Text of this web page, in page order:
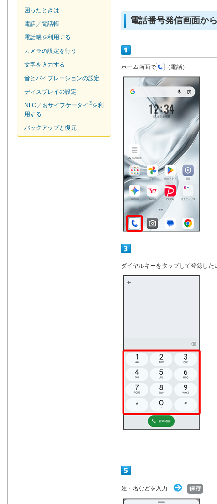
困ったときは
電話／電話帳
電話帳を利用する
カメラの設定を行う
文字を入力する
音とバイブレーションの設定
ディスプレイの設定
NFC／おサイフケータイ®を利
用する
バックアップと復元
電話番号発信画面か
ホーム画面で （電話）
ダイヤルキーをタップして登録した
姓・名などを入力 保存